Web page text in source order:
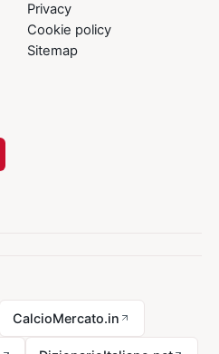
Privacy
Cookie policy
Sitemap
CalcioMercato.in